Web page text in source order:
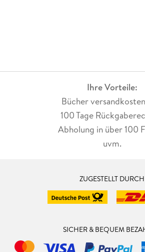
Ihre Vorteile:
Bücher
100 Tage
Abholung in über 100
uvm.
ZUGESTELLT DURCH
SICHER & BEQUEM